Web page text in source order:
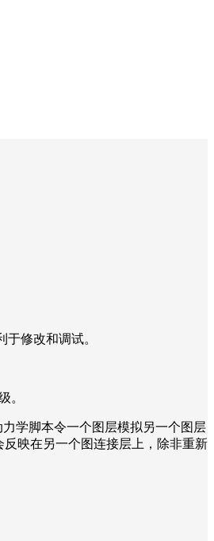
修改和调试。
。
学脚本令一个图层模拟另一个图层
映在另一个图连接层上，除非重新